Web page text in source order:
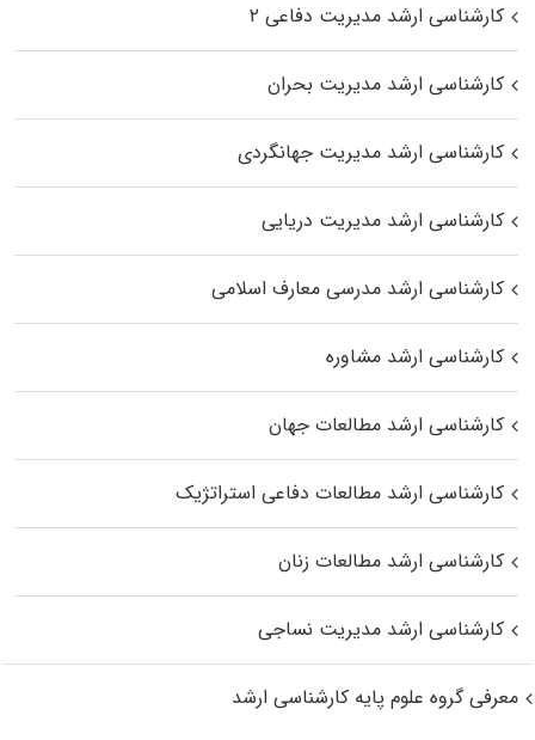
کارشناسی ارشد مدیریت دفاعی ۲
کارشناسی ارشد مدیریت بحران
کارشناسی ارشد مدیریت جهانگردی
کارشناسی ارشد مدیریت دریایی
کارشناسی ارشد مدرسی معارف اسلامی
کارشناسی ارشد مشاوره
کارشناسی ارشد مطالعات جهان
کارشناسی ارشد مطالعات دفاعی استراتژیک
کارشناسی ارشد مطالعات زنان
کارشناسی ارشد مدیریت نساجی
معرفی گروه علوم پایه کارشناسی ارشد